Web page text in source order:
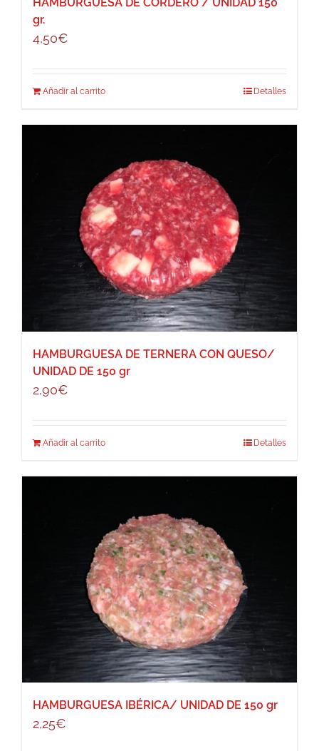
HAMBURGUESA DE CORDERO / UNIDAD 150
gr.
4,50€
Añadir al carrito Detalles
HAMBURGUESA DE TERNERA CON QUESO/
UNIDAD DE 150 gr
2,90€
Añadir al carrito Detalles
HAMBURGUESA IBÉRICA/ UNIDAD DE 150 gr
2,25€